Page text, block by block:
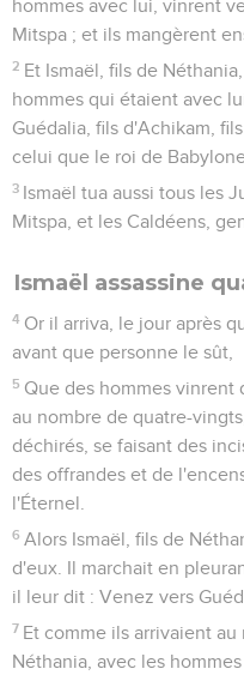
hommes avec lui, vinrent
Mitspa ; et ils mangèrent
2 Et Ismaël, fils de
hommes qui étaient avec
Guédalia, fils d'Achikam,
celui que le roi de
3 Ismaël tua aussi tous les
Mitspa, et les Caldéens,
Ismaël assassine
4 Or il arriva, le jour après
avant que personne le sût,
5 Que des hommes vinrent
au nombre de quatre-
déchirés, se faisant des
des offrandes et de
l'Éternel.
6 Alors Ismaël, fils de
d'eux. Il marchait en
il leur dit : Venez vers
7 Et comme ils arrivaient
Néthania, avec les